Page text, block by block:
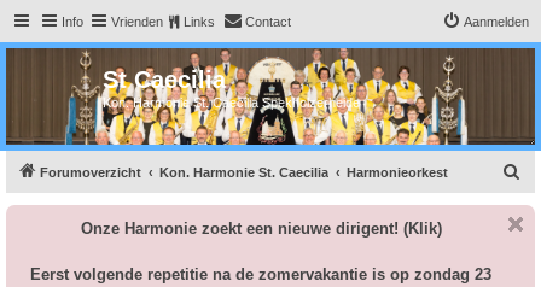
Info Vrienden Links Contact Aanmelden
St Caecilia
Kon. Harmonie St. Caecilia Spekholzerheide
Forumoverzicht Kon. Harmonie St. Caecilia Harmonieorkest
e
Onze Harmonie zoekt een nieuwe dirigent! (Klik)
Eerst volgende repetitie na de zomervakantie is op zondag 23